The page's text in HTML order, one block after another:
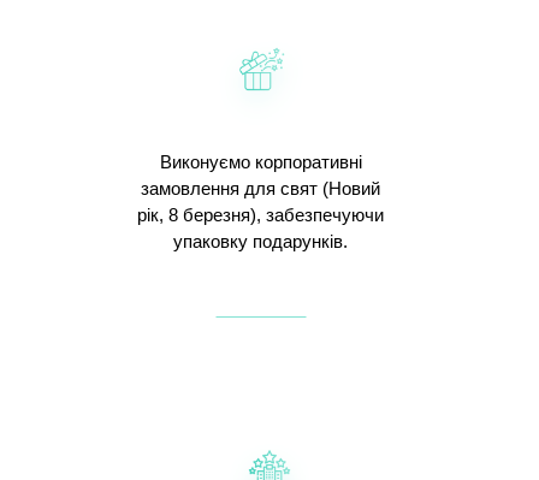
Виконуємо корпоративні
замовлення для свят (Новий
рік, 8 березня), забезпечуючи
упаковку подарунків.